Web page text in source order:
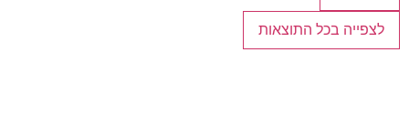
לצפייה בכל התוצאות